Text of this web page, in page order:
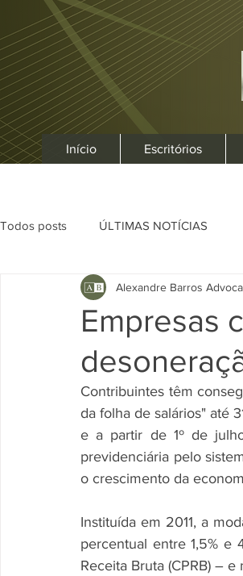
Início Escritórios
Todos posts ÚLTIMAS NOTÍCIAS
Empresas
Alexandre Barros
Contribuintes têm
da folha de salários" até
e a partir de 1º de
previdenciária pelo
o crescimento da
Instituída em 2011, a
percentual entre 1,5% e
Receita Bruta (CPRB) –